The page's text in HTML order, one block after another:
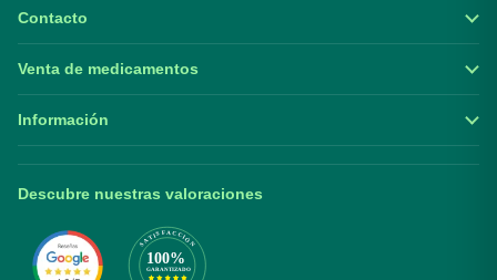
Contacto
Venta de medicamentos
Información
Descubre nuestras valoraciones